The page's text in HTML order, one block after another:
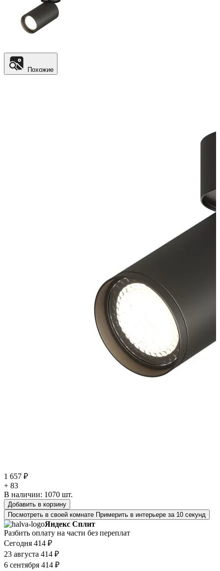
Похожие
1 657 ₽
+ 83
В наличии: 1070 шт.
Добавить в корзину
Посмотреть в своей комнате Примерить в интерьере за 10 секунд
Яндекс Сплит
Разбить оплату на части без переплат
Сегодня 414 ₽
23 августа 414 ₽
6 сентября 414 ₽